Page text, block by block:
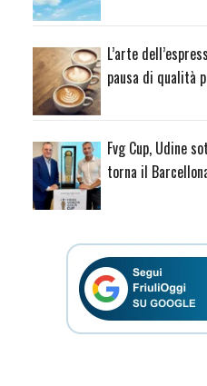
L’arte
pausa di qualità
Fvg Cup, Udine
torna il